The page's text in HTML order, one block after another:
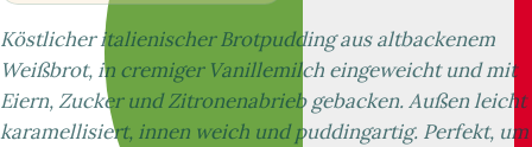
Köstlicher italienischer Brotpudding aus altbackenem
Weißbrot, in cremiger Vanillemilch eingeweicht und mit
Eiern, Zucker und Zitronenabrieb gebacken. Außen leicht
karamellisiert, innen weich und puddingartig. Perfekt, um